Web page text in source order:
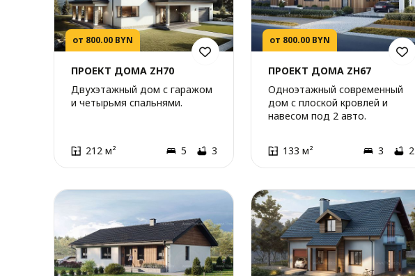
от 800.00 BYN
ПРОЕКТ ДОМА ZH70
Двухэтажный дом с гаражом
и четырьмя спальнями.
212 м² 5 3
от 800.00 BYN
ПРОЕКТ ДОМА ZH67
Одноэтажный современный
дом с плоской кровлей и
навесом под 2 авто.
133 м² 3 2